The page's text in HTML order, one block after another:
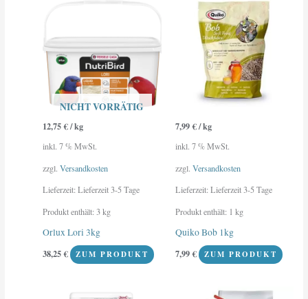
NICHT VORRÄTIG
12,75€/kg
inkl. 7 % MwSt.
zzgl.Versandkosten
Lieferzeit:Lieferzeit 3-5 Tage
Produkt enthält: 3kg
Orlux Lori 3kg
38,25€ ZUM PRODUKT
7,99€/kg
inkl. 7 % MwSt.
zzgl. Versandkosten
Lieferzeit:Lieferzeit 3-5 Tage
Produkt enthält: 1 kg
Quiko Bob 1kg
7,99€ ZUM PRODUKT